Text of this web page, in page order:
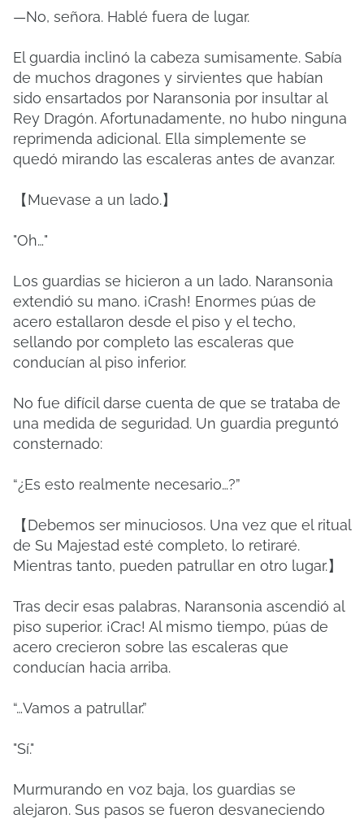
—No, señora. Hablé fuera de lugar.
El guardia inclinó la cabeza sumisamente. Sabía
de muchos dragones y sirvientes que habían
sido ensartados por Naransonia por insultar al
Rey Dragón. Afortunadamente, no hubo ninguna
reprimenda adicional. Ella simplemente se
quedó mirando las escaleras antes de avanzar.
【Muevase a un lado.】
"Oh…"
Los guardias se hicieron a un lado. Naransonia
extendió su mano. ¡Crash! Enormes púas de
acero estallaron desde el piso y el techo,
sellando por completo las escaleras que
conducían al piso inferior.
No fue difícil darse cuenta de que se trataba de
una medida de seguridad. Un guardia preguntó
consternado:
“¿Es esto realmente necesario…?”
【Debemos ser minuciosos. Una vez que el ritual
de Su Majestad esté completo, lo retiraré.
Mientras tanto, pueden patrullar en otro lugar.】
Tras decir esas palabras, Naransonia ascendió al
piso superior. ¡Crac! Al mismo tiempo, púas de
acero crecieron sobre las escaleras que
conducían hacia arriba.
“…Vamos a patrullar.”
"Sí."
Murmurando en voz baja, los guardias se
alejaron. Sus pasos se fueron desvaneciendo